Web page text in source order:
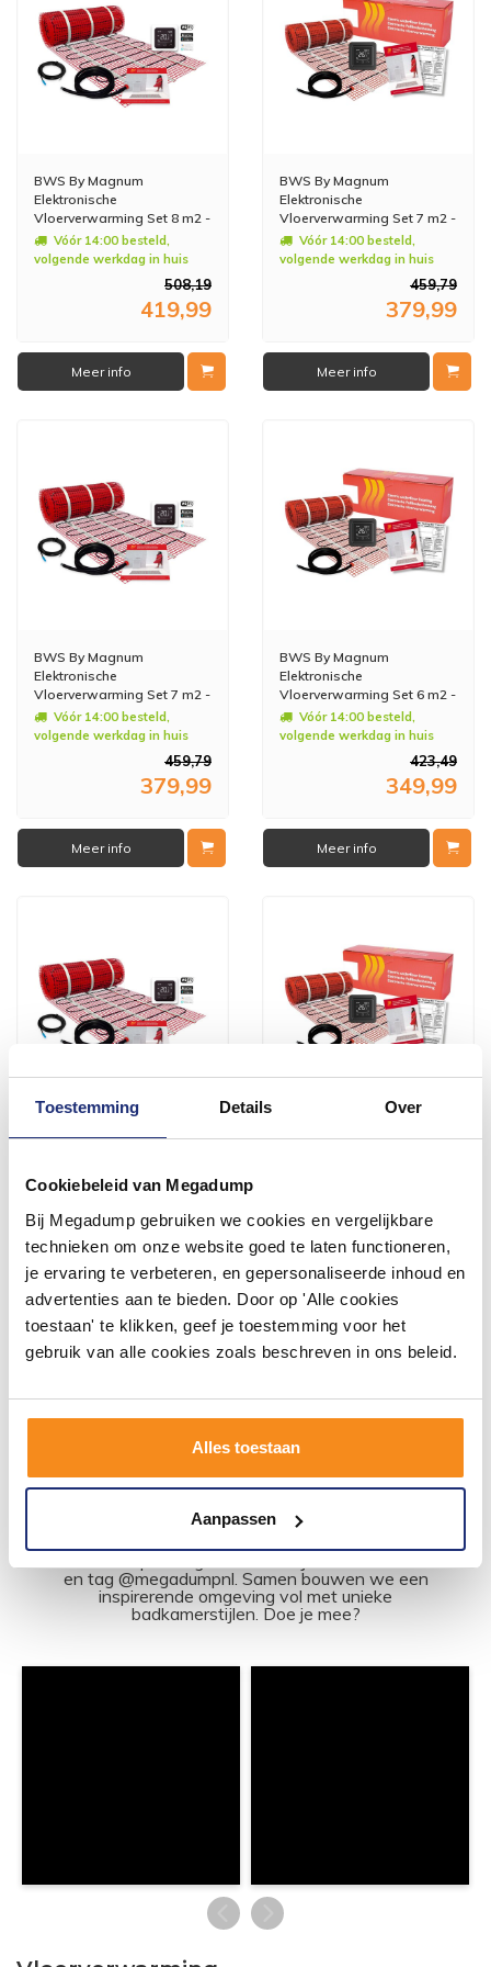
Toestemming Details Over
Cookiebeleid van Megadump
Bij Megadump gebruiken we cookies en vergelijkbare
technieken om onze website goed te laten functioneren,
je ervaring te verbeteren, en gepersonaliseerde inhoud en
advertenties aan te bieden. Door op 'Alle cookies
toestaan' te klikken, geef je toestemming voor het
gebruik van alle cookies zoals beschreven in ons beleid.
Alles toestaan
Aanpassen
BWS By Magnum
Elektronische
Vloerverwarming Set 8 m2 -
1200 Watt - Wifi
Thermostaat Wit
Vóór 14:00 besteld,
volgende werkdag in huis
508,19
419,99
Meer info
BWS By Magnum
Elektronische
Vloerverwarming Set 7 m2 -
1050 Watt - Wifi
Thermostaat Zwart
Vóór 14:00 besteld,
volgende werkdag in huis
459,79
379,99
Meer info
BWS By Magnum
Elektronische
Vloerverwarming Set 7 m2 -
1050 Watt - Wifi
Thermostaat Wit
Vóór 14:00 besteld,
volgende werkdag in huis
459,79
379,99
Meer info
BWS By Magnum
Elektronische
Vloerverwarming Set 6 m2 -
900 Watt - Wifi
Thermostaat Zwart
Vóór 14:00 besteld,
volgende werkdag in huis
423,49
349,99
Meer info
900 Watt - Wifi
Vóór 14:00 besteld,
volgende werkdag in huis
423,49
349,99
Meer info
volgende werkdag in huis
279,99
Meer info
1 2 3 4 5 6
#mijndroombadkamer
en tag @megadumpnl. Samen bouwen we een
inspirerende omgeving vol met unieke
badkamerstijlen. Doe je mee?